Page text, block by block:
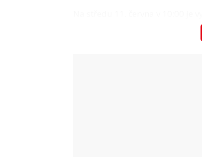
vlajky spuštěny na půl žerdi a
nebo odloženy. Rakousko